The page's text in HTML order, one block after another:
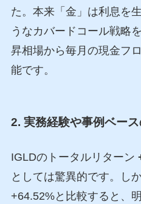
た。本来「金」は利息を
うなカバードコール戦略
昇相場から毎月の現金フ
能です。
2. 実務経験や事例ベー
IGLDのトータルリターン
としては驚異的です。し
+64.52%と比較すると、